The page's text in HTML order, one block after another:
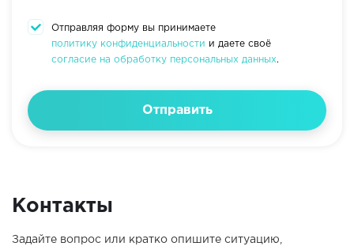
Контакты
Задайте вопрос или кратко опишите ситуацию,
Отправляя форму вы принимаете
политику конфиденциальности и даете своё
согласие на обработку персональных данных.
Отправить